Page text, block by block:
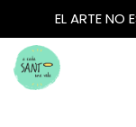
EL ARTE NO